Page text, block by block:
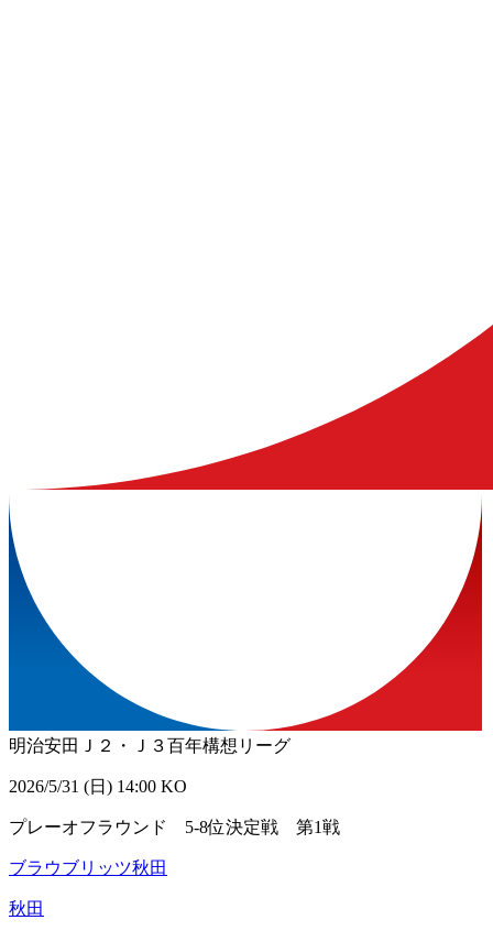
明治安田Ｊ２・Ｊ３百年構想リーグ
2026/5/31 (日) 14:00 KO
プレーオフラウンド 5-8位決定戦 第1戦
ブラウブリッツ秋田
秋田